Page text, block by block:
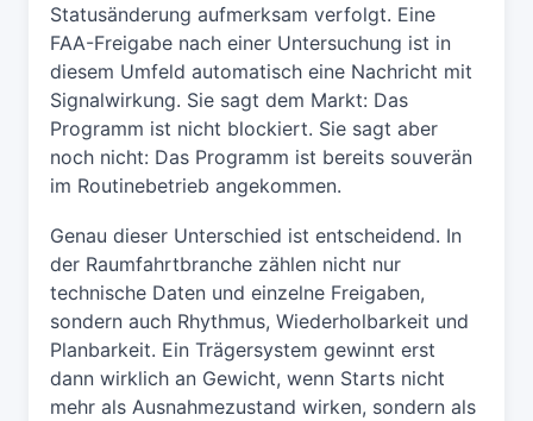
Statusänderung aufmerksam verfolgt. Eine
FAA-Freigabe nach einer Untersuchung ist in
diesem Umfeld automatisch eine Nachricht mit
Signalwirkung. Sie sagt dem Markt: Das
Programm ist nicht blockiert. Sie sagt aber
noch nicht: Das Programm ist bereits souverän
im Routinebetrieb angekommen.
Genau dieser Unterschied ist entscheidend. In
der Raumfahrtbranche zählen nicht nur
technische Daten und einzelne Freigaben,
sondern auch Rhythmus, Wiederholbarkeit und
Planbarkeit. Ein Trägersystem gewinnt erst
dann wirklich an Gewicht, wenn Starts nicht
mehr als Ausnahmezustand wirken, sondern als